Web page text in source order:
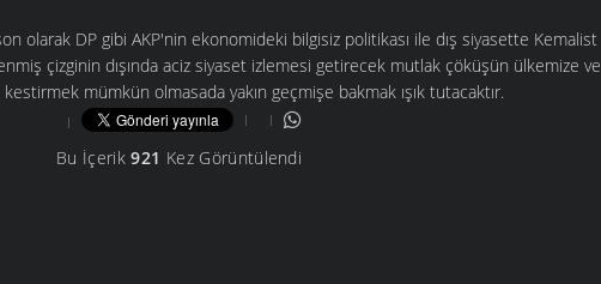
olarak DP gibi AKP'nin ekonomideki bilgisiz politikası ile dış siyasette Kemalist
çizginin dışında aciz siyaset izlemesi getirecek mutlak çöküşün ülkemize ve
mümkün olmasada yakın geçmişe bakmak ışık tutacaktır.
Bu İçerik921 Kez Görüntülendi